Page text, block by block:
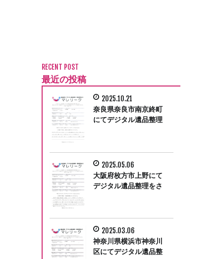
RECENT POST
最近の投稿
2025.10.21
奈良県奈良市南京終町
にてデジタル遺品整理
2025.05.06
大阪府枚方市上野にて
デジタル遺品整理をさ
2025.03.06
神奈川県横浜市神奈川
区にてデジタル遺品整